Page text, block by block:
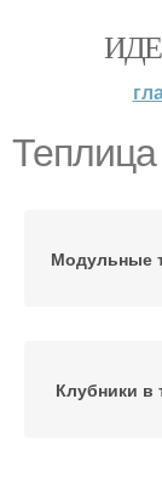
Модульные
Клубники в